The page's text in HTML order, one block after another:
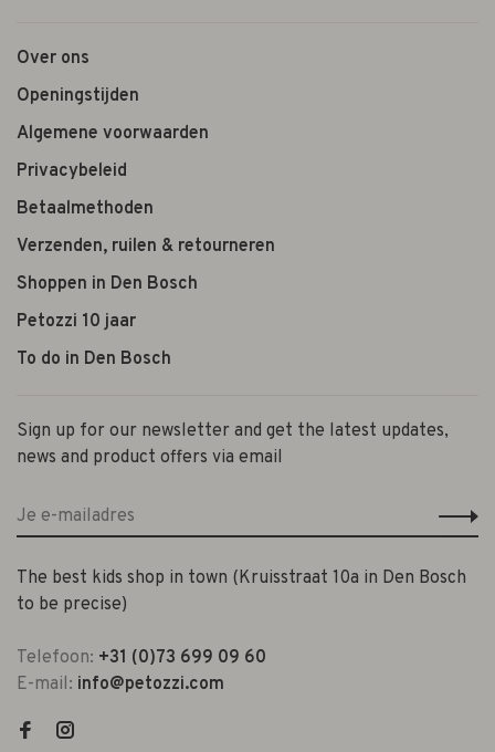
Over ons
Openingstijden
Algemene voorwaarden
Privacybeleid
Betaalmethoden
Verzenden, ruilen & retourneren
Shoppen in Den Bosch
Petozzi 10 jaar
To do in Den Bosch
Sign up for our newsletter and get the latest updates,
news and product offers via email
The best kids shop in town (Kruisstraat 10a in Den Bosch
to be precise)
Telefoon: +31 (0)73 699 09 60
E-mail: info@petozzi.com